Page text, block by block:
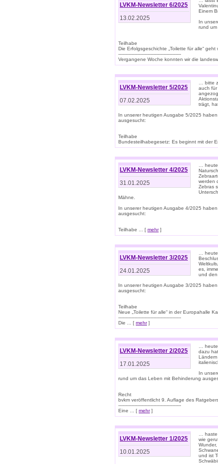
LVKM-Newsletter 6/2025
13.02.2025
Einem
In
rund
Teilhabe
Die Erfolgsgeschichte „Toilette für alle“
-------------------------------------------
Vergangene Woche konnten wir die
LVKM-Newsletter 5/2025
07.02.2025
… bitte
auch für
trägt,
In unserer heutigen Ausgabe 5/2025
ausgesucht:
Teilhabe
Bundesteilhabegesetz: Es beginnt mit der
LVKM-Newsletter 4/2025
31.01.2025
…
werden
Zebras
Mähne.
In unserer heutigen Ausgabe 4/2025
ausgesucht:
Teilhabe ... [ mehr]
LVKM-Newsletter 3/2025
24.01.2025
…
es,
und
In unserer heutigen Ausgabe 3/2025
ausgesucht:
Teilhabe
Neue „Toilette für alle“ in der Europahalle
-------------------------------------------
Die ... [ mehr]
LVKM-Newsletter 2/2025
17.01.2025
…
dazu
In
rund um das Leben mit Behinderung
Recht
bvkm veröffentlicht 9. Auflage des
-------------------------------------------
Eine ... [ mehr]
LVKM-Newsletter 1/2025
10.01.2025
…
wie
und ist